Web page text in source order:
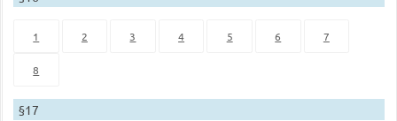
1 2 3 4 5 6 7
8
§17